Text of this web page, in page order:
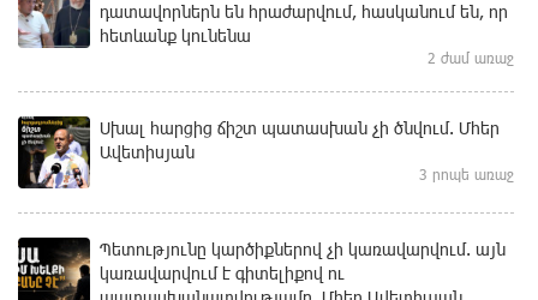
դատավորներն են հրաժարվում, հասկանում են, որ
հետևանք կունենա
2 ժամ առաջ
Սխալ հարցից ճիշտ պատասխան չի ծնվում. Մհեր
Ավետիսյան
3 րոպե առաջ
Պետությունը կարծիքներով չի կառավարվում. այն
կառավարվում է գիտելիքով ու